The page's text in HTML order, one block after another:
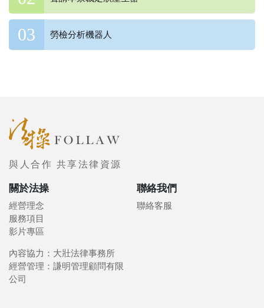
勞檢分析機器人
與人合作 共享法律資源
關於法操
經營理念
服務項目
影片專區
聯絡我們
聯絡客服
內容協力：大壯法律事務所
經營管理：謙明管理顧問有限
公司